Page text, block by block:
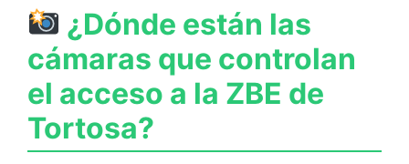
¿Dónde están las
cámaras que controlan
el acceso a la ZBE de
Tortosa?